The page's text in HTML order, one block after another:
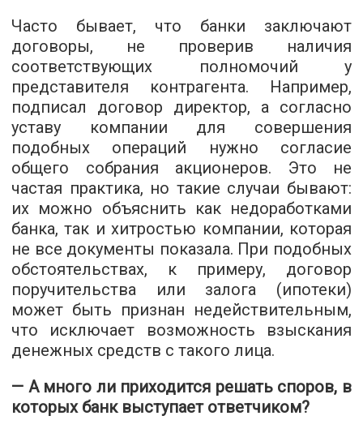
Часто бывает, что банки заключают
договоры, не проверив наличия
соответствующих полномочий у
представителя контрагента. Например,
подписал договор директор, а согласно
уставу компании для совершения
подобных операций нужно согласие
общего собрания акционеров. Это не
частая практика, но такие случаи бывают:
их можно объяснить как недоработками
банка, так и хитростью компании, которая
не все документы показала. При подобных
обстоятельствах, к примеру, договор
поручительства или залога (ипотеки)
может быть признан недействительным,
что исключает возможность взыскания
денежных средств с такого лица.
— А много ли приходится решать споров, в
которых банк выступает ответчиком?